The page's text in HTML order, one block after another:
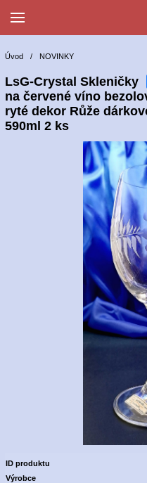
Úvod / NOVINKY
LsG-Crystal Skleničky
na červené víno
ryté dekor Růže
590ml 2 ks
ID produktu
Výrobce